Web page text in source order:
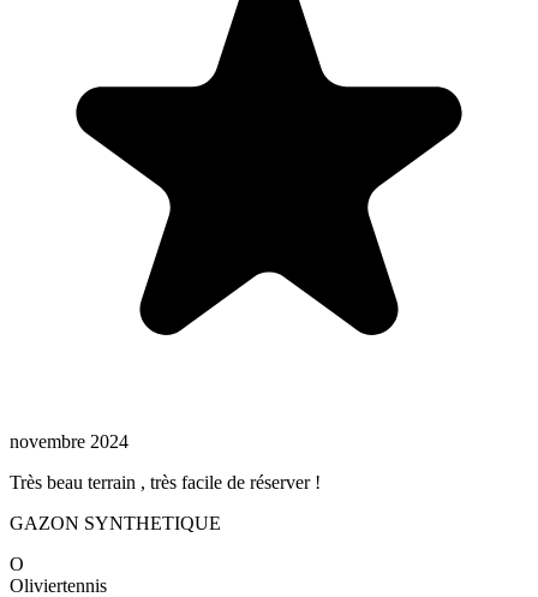
novembre 2024
Très beau terrain , très facile de réserver !
GAZON SYNTHETIQUE
O
Oliviertennis